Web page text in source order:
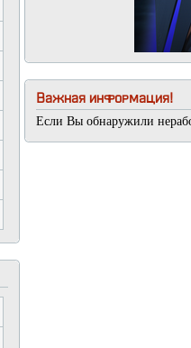
Важная информация!
Если Вы обнаружили